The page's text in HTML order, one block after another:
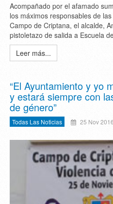
Acompañado por el afamado
los máximos responsables de
Campo de Criptana, el alcalde,
pistoletazo de salida a Escuela
Leer más...
“El Ayuntamiento y yo
y estará siempre con
de género”
Todas Las Noticias 25 Nov 2016